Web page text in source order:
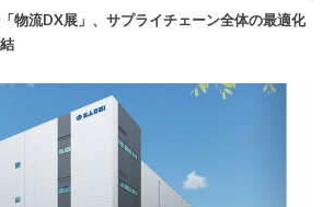
物流DX展」、サプライチェーン全体の最適化